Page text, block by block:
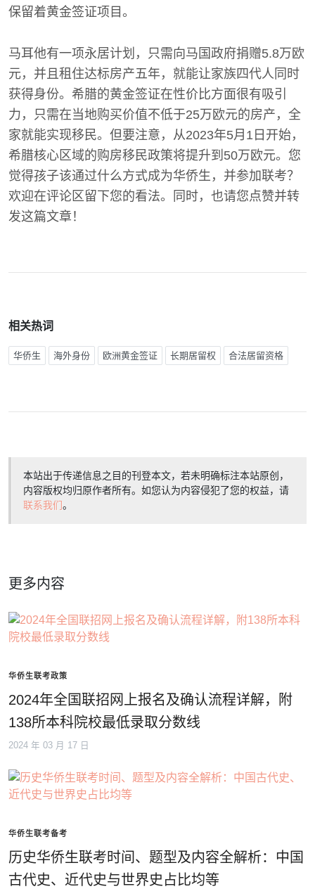
保留着黄金签证项目。
马耳他有一项永居计划，只需向马国政府捐赠5.8万欧
元，并且租住达标房产五年，就能让家族四代人同时
获得身份。希腊的黄金签证在性价比方面很有吸引
力，只需在当地购买价值不低于25万欧元的房产，全
家就能实现移民。但要注意，从2023年5月1日开始，
希腊核心区域的购房移民政策将提升到50万欧元。您
觉得孩子该通过什么方式成为华侨生，并参加联考？
欢迎在评论区留下您的看法。同时，也请您点赞并转
发这篇文章！
相关热词
华侨生 海外身份 欧洲黄金签证 长期居留权 合法居留资格
本站出于传递信息之目的刊登本文，若未明确标注本站原创，
内容版权均归原作者所有。如您认为内容侵犯了您的权益，请
联系我们。
更多内容
华侨生联考政策
2024年全国联招网上报名及确认流程详解，附
138所本科院校最低录取分数线
2024 年 03 月 17 日
华侨生联考备考
历史华侨生联考时间、题型及内容全解析：中国
古代史、近代史与世界史占比均等